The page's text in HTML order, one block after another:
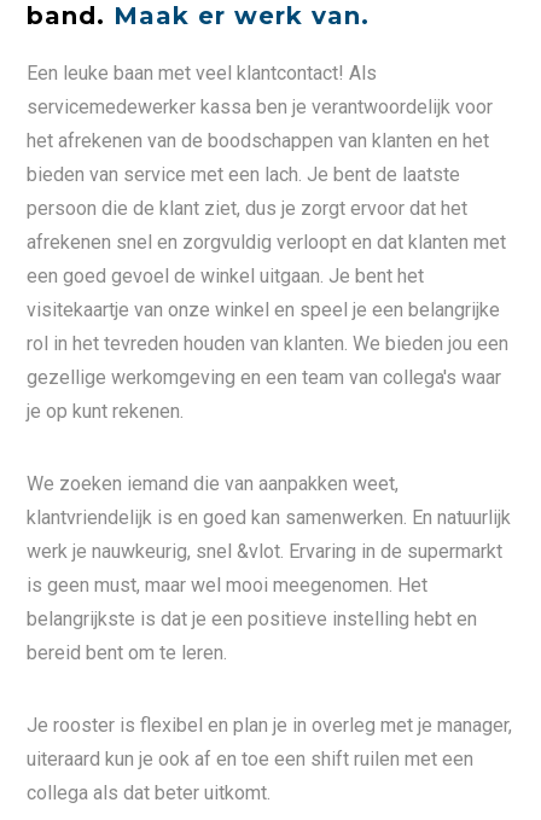
band. Maak er werk van.
Een leuke baan met veel klantcontact! Als
servicemedewerker kassa ben je verantwoordelijk voor
het afrekenen van de boodschappen van klanten en het
bieden van service met een lach. Je bent de laatste
persoon die de klant ziet, dus je zorgt ervoor dat het
afrekenen snel en zorgvuldig verloopt en dat klanten met
een goed gevoel de winkel uitgaan. Je bent het
visitekaartje van onze winkel en speel je een belangrijke
rol in het tevreden houden van klanten. We bieden jou een
gezellige werkomgeving en een team van collega's waar
je op kunt rekenen.
We zoeken iemand die van aanpakken weet,
klantvriendelijk is en goed kan samenwerken. En natuurlijk
werk je nauwkeurig, snel &vlot. Ervaring in de supermarkt
is geen must, maar wel mooi meegenomen. Het
belangrijkste is dat je een positieve instelling hebt en
bereid bent om te leren.
Je rooster is flexibel en plan je in overleg met je manager,
uiteraard kun je ook af en toe een shift ruilen met een
collega als dat beter uitkomt.